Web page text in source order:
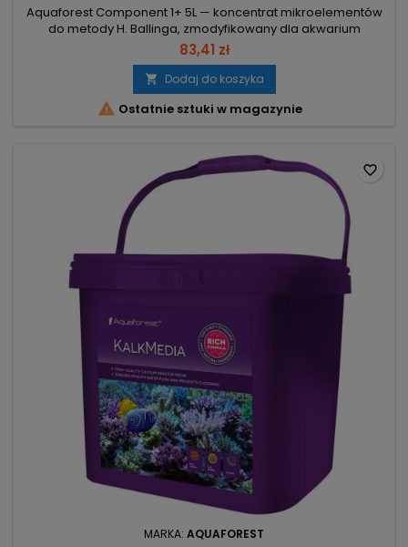
Aquaforest Component 1+ 5L — koncentrat mikroelementów
do metody H. Ballinga, zmodyfikowany dla akwarium
morskiego. 5 L — duża pojemność do długotrwałego
dozowania. Zawiera: Ca, Sr, Ba, Co, Mn, Cu, Fe, Zn, Ni, Cr —
uzupełnia kluczowe pierwiastki dla koralowców. 25 ml → +4,5
ppm Ca /100L — precyzyjne dawkowanie dla kontroli
poziomu wapnia. Dozować równo z...
83,41 zł
 Dodaj do koszyka
 Ostatnie sztuki w magazynie
MARKA: AQUAFOREST
favorite_border